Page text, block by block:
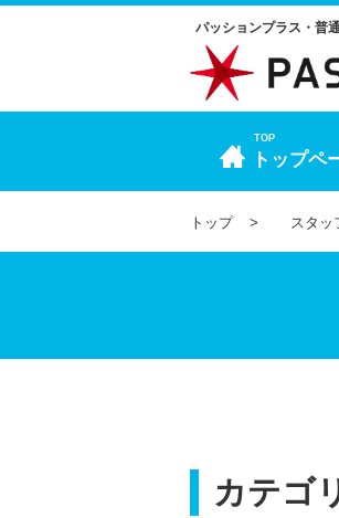
パッションプラス・普
TOP
トップペ
トップ スタッ
カテゴ